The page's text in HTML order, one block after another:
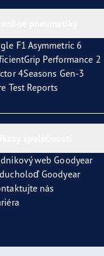
F1 Asymmetric 6
Performance 2
4Seasons Gen-3
Test Reports
web Goodyear
Goodyear
nás